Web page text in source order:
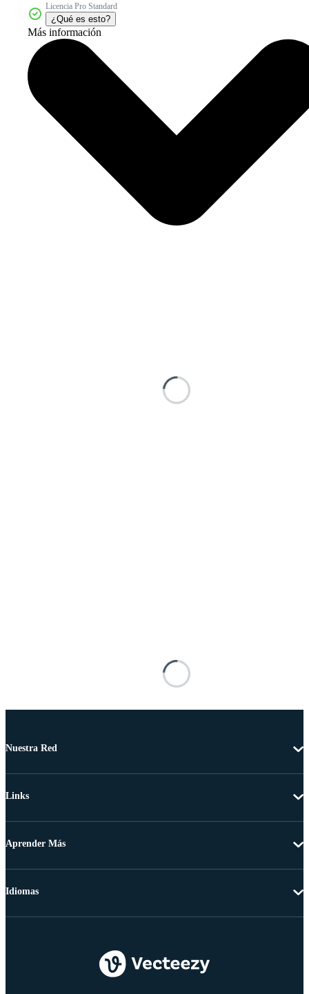
Licencia Pro Standard
¿Qué es esto?
Más información
Nuestra Red
Links
Aprender Más
Idiomas